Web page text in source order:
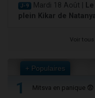
J-9 Mardi 18 Août |
plein Kikar de
Voir
+ Populaires
1 Mitsva en panique 😨